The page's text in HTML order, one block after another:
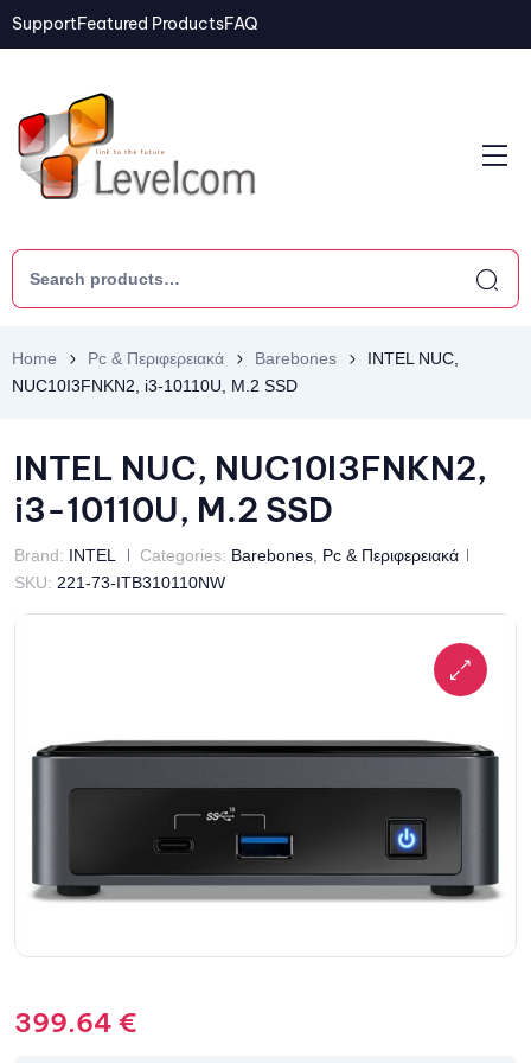
SupportFeatured ProductsFAQ
Home Pc & Περιφερειακά Barebones
INTEL NUC,
NUC10I3FNKN2, i3-10110U, M.2 SSD
INTEL NUC, NUC10I3FNKN2,
i3-10110U, M.2 SSD
Brand: INTEL Categories: Barebones Pc & Περιφερειακά
SKU: 221-73-ITB310110NW
399.64 €